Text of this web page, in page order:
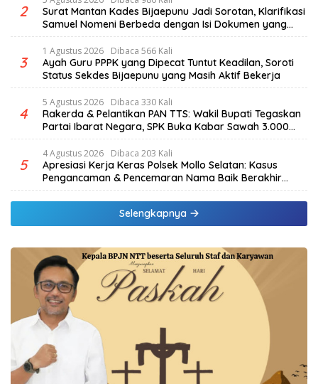
2
Surat Mantan Kades Bijaepunu Jadi Sorotan, Klarifikasi
Samuel Nomeni Berbeda dengan Isi Dokumen yang
Beredar
3
1 Agustus 2026 Dibaca 566 Kali
Ayah Guru PPPK yang Dipecat Tuntut Keadilan, Soroti
Status Sekdes Bijaepunu yang Masih Aktif Bekerja
4
5 Agustus 2026 Dibaca 330 Kali
Rakerda & Pelantikan PAN TTS: Wakil Bupati Tegaskan
Partai Ibarat Negara, SPK Buka Kabar Sawah 3.000
Hektar & Larangan Politik Uang
5
4 Agustus 2026 Dibaca 203 Kali
Apresiasi Kerja Keras Polsek Mollo Selatan: Kasus
Pengancaman & Pencemaran Nama Baik Berakhir
Damai
Selengkapnya